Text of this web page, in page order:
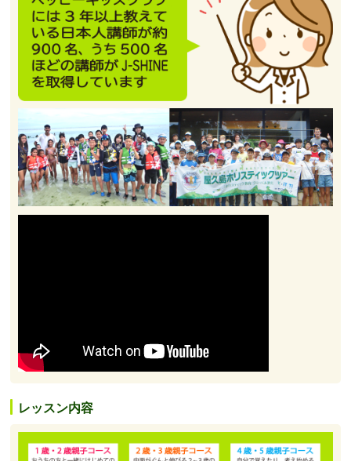
レッスン内容